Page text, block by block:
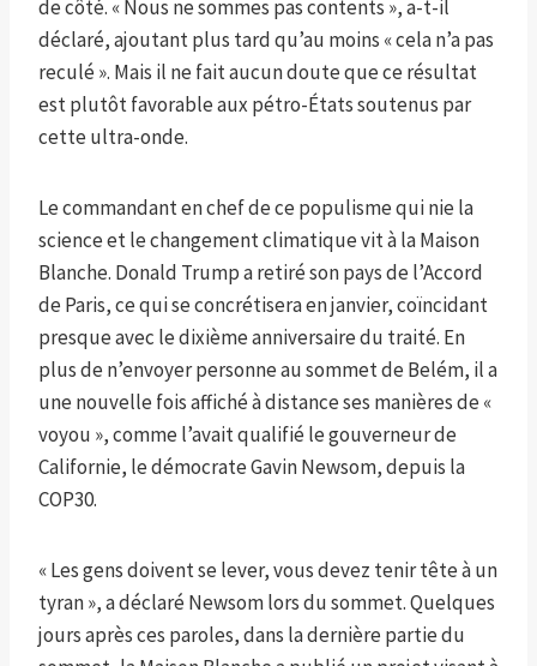
de côté. « Nous ne sommes pas contents », a-t-il
déclaré, ajoutant plus tard qu’au moins « cela n’a pas
reculé ». Mais il ne fait aucun doute que ce résultat
est plutôt favorable aux pétro-États soutenus par
cette ultra-onde.
Le commandant en chef de ce populisme qui nie la
science et le changement climatique vit à la Maison
Blanche. Donald Trump a retiré son pays de l’Accord
de Paris, ce qui se concrétisera en janvier, coïncidant
presque avec le dixième anniversaire du traité. En
plus de n’envoyer personne au sommet de Belém, il a
une nouvelle fois affiché à distance ses manières de «
voyou », comme l’avait qualifié le gouverneur de
Californie, le démocrate Gavin Newsom, depuis la
COP30.
« Les gens doivent se lever, vous devez tenir tête à un
tyran », a déclaré Newsom lors du sommet. Quelques
jours après ces paroles, dans la dernière partie du